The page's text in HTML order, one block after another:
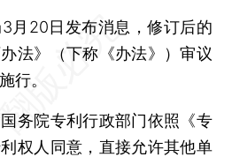
20日发布消息，修订后的
法》（下称《办法》）审议
行。
院专利行政部门依照《专
权人同意，直接允许其他单